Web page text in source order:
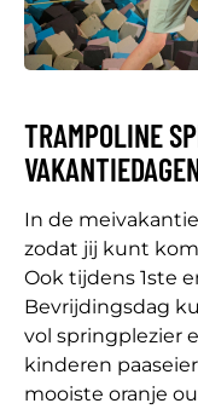
TRAMPOLINE
In de
zodat jij kunt
Ook tijdens 1ste
Bevrijdingsdag
vol springplezier
kinderen
mooiste oranje